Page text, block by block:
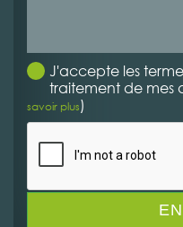
J'accepte les
traitement de mes
savoir plus)